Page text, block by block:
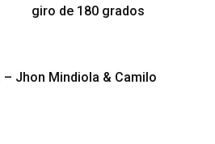
giro de 180 grados
– Jhon Mindiola & Camilo